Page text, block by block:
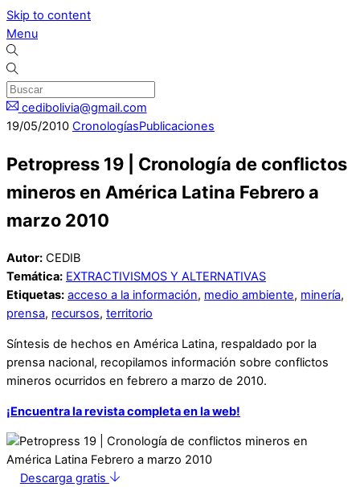
Skip to content
Menu
cedibolivia@gmail.com
19/05/2010 CronologíasPublicaciones
Petropress 19 | Cronología de conflictos
mineros en América Latina Febrero a
marzo 2010
Autor: CEDIB
Temática: EXTRACTIVISMOS Y ALTERNATIVAS
Etiquetas: acceso a la información, medio ambiente, minería,
prensa, recursos, territorio
Síntesis de hechos en América Latina, respaldado por la
prensa nacional, recopilamos información sobre conflictos
mineros ocurridos en febrero a marzo de 2010.
¡Encuentra la revista completa en la web!
Descarga gratis